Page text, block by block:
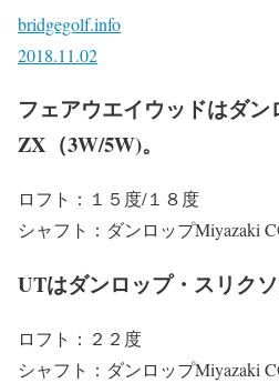
bridgegolf.info
2018.11.02
フェアウエイウッドはダ
ZX（3W/5W)。
ロフト：１５度/１８度
シャフト：ダンロップMiyazaki
UTはダンロップ・スリクソ
ロフト：２２度
シャフト：ダンロップMiyazaki